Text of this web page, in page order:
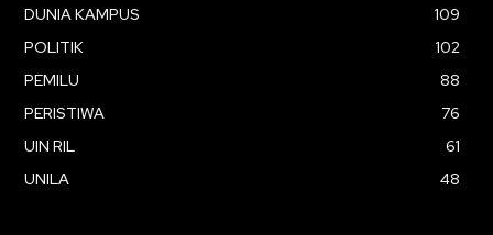
DUNIA KAMPUS
109
POLITIK
102
PEMILU
88
PERISTIWA
76
UIN RIL
61
UNILA
48